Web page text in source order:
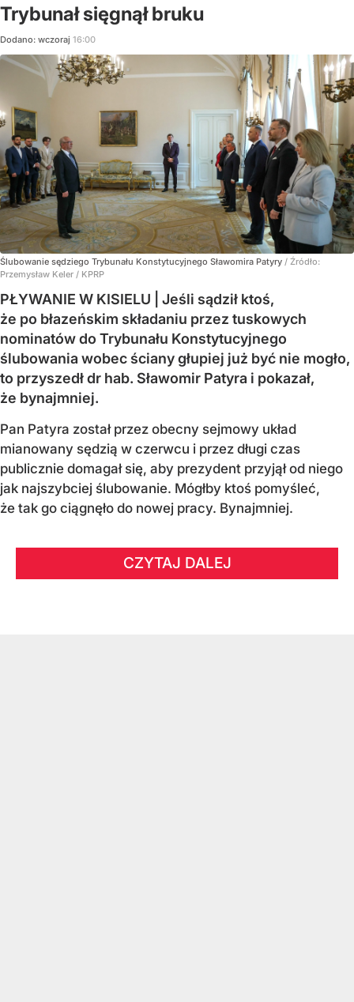
Trybunał sięgnął bruku
Dodano: wczoraj 16:00
Ślubowanie sędziego Trybunału Konstytucyjnego Sławomira Patyry / Źródło:
Przemysław Keler / KPRP
PŁYWANIE W KISIELU | Jeśli sądził ktoś,
że po błazeńskim składaniu przez tuskowych
nominatów do Trybunału Konstytucyjnego
ślubowania wobec ściany głupiej już być nie mogło,
to przyszedł dr hab. Sławomir Patyra i pokazał,
że bynajmniej.
Pan Patyra został przez obecny sejmowy układ
mianowany sędzią w czerwcu i przez długi czas
publicznie domagał się, aby prezydent przyjął od niego
jak najszybciej ślubowanie. Mógłby ktoś pomyśleć,
że tak go ciągnęło do nowej pracy. Bynajmniej.
CZYTAJ DALEJ